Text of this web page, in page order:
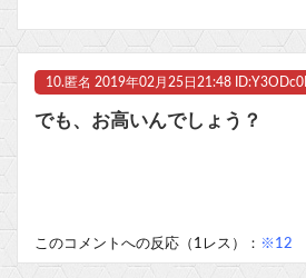
10. 匿名 2019年02月25日21:48
でも、お高いんでしょう？
このコメントへの反応（1レス）： ※12